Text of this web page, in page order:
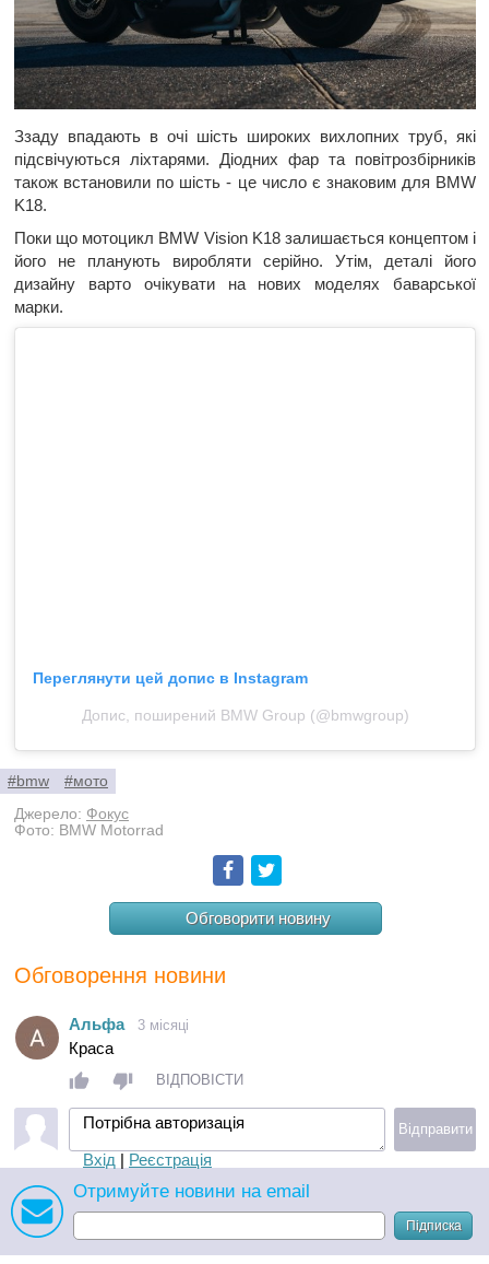
Ззаду впадають в очі шість широких вихлопних труб, які
підсвічуються ліхтарями. Діодних фар та повітрозбірників
також встановили по шість - це число є знаковим для BMW
K18.
Поки що мотоцикл BMW Vision K18 залишається концептом і
його не планують виробляти серійно. Утім, деталі його
дизайну варто очікувати на нових моделях баварської
марки.
Переглянути цей допис в Instagram
Допис, поширений BMW Group (@bmwgroup)
#bmw
#мото
Джерело: Фокус
Фото: BMW Motorrad
Facebook
Обговорити новину
Обговорення новини
Aльфа 3 місяці
Краса
ВІДПОВІСТИ
Потрібна авторизація
Вхід | Реєстрація
Відправити
Отримуйте новини на email
Підписка